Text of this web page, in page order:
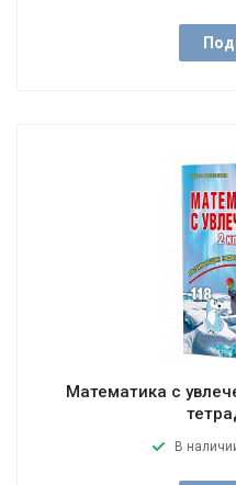
Математика с
В